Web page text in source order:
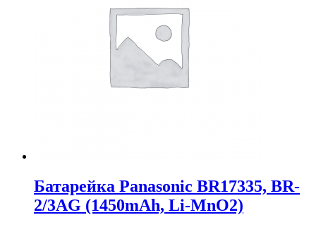
Батарейка Panasonic BR17335, BR-
2/3AG (1450mAh, Li-MnO2)